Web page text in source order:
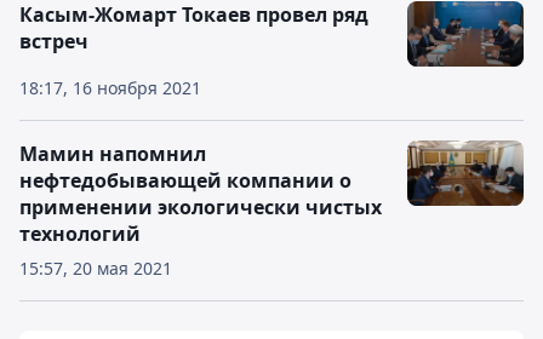
18:17, 16 ноября 2021
Касым-Жомарт Токаев провел ряд
встреч
15:57, 20 мая 2021
Мамин напомнил
нефтедобывающей компании о
применении экологически чистых
технологий